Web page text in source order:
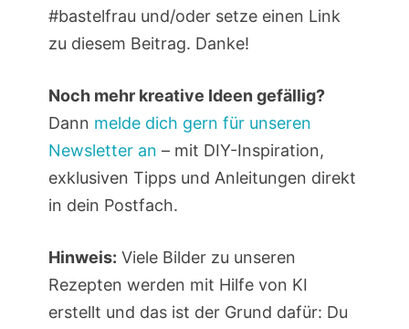
#bastelfrau und/oder setze einen Link
zu diesem Beitrag. Danke!
Noch mehr kreative Ideen gefällig?
Dann melde dich gern für unseren
Newsletter an – mit DIY-Inspiration,
exklusiven Tipps und Anleitungen direkt
in dein Postfach.
Hinweis: Viele Bilder zu unseren
Rezepten werden mit Hilfe von KI
erstellt und das ist der Grund dafür: Du